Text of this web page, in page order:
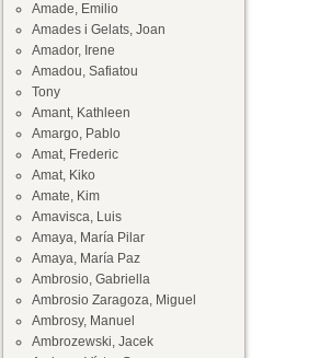
Amade, Emilio
Amades i Gelats, Joan
Amador, Irene
Amadou, Safiatou
Tony
Amant, Kathleen
Amargo, Pablo
Amat, Frederic
Amat, Kiko
Amate, Kim
Amavisca, Luis
Amaya, María Pilar
Amaya, María Paz
Ambrosio, Gabriella
Ambrosio Zaragoza, Miguel
Ambrosy, Manuel
Ambrozewski, Jacek